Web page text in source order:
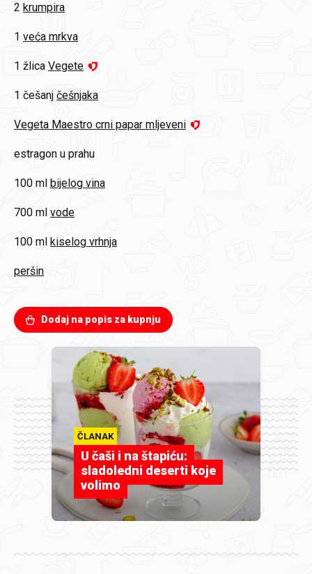
2 krumpira
1 veća mrkva
1 žlica Vegete
1 češanj češnjaka
Vegeta Maestro crni papar mljeveni
estragon u prahu
100 ml bijelog vina
700 ml vode
100 ml kiselog vrhnja
peršin
Dodaj na popis za kupnju
ČLANAK
U čaši i na štapiću:
sladoledni deserti koje
volimo